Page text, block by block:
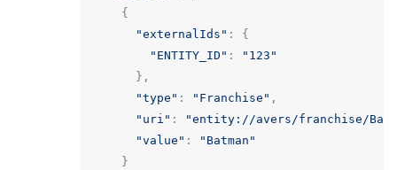
{
"externalIds" :
{
"ENTITY_ID" :
"123"
},
"type" : "Franchise" ,
"uri" :
"entity://avers/franchise/
"value" :
"Batman"
}